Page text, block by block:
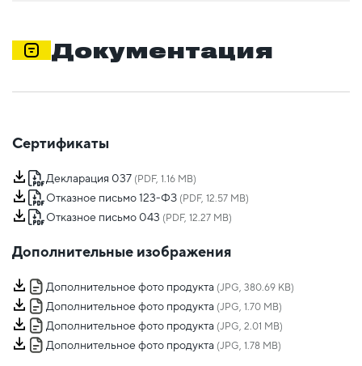
Документация
Сертификаты
Декларация 037 (PDF, 1.16 MB)
Отказное письмо 123-ФЗ (PDF, 12.57 MB)
Отказное письмо 043 (PDF, 12.27 MB)
Дополнительные изображения
Дополнительное фото продукта (JPG, 380.69 KB)
Дополнительное фото продукта (JPG, 1.70 MB)
Дополнительное фото продукта (JPG, 2.01 MB)
Дополнительное фото продукта (JPG, 1.78 MB)